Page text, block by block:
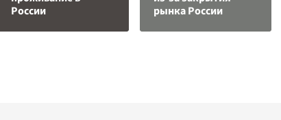
России
рынка России